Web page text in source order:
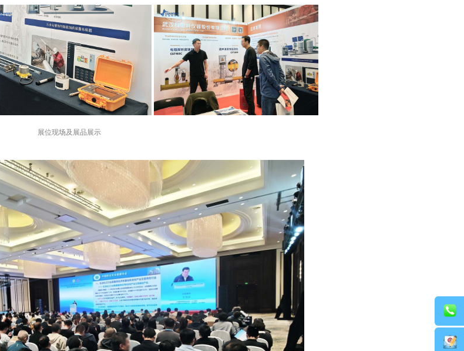
展位现场及展品展示